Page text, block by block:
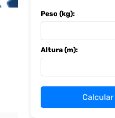
Peso (kg):
Altura (m):
Calcular